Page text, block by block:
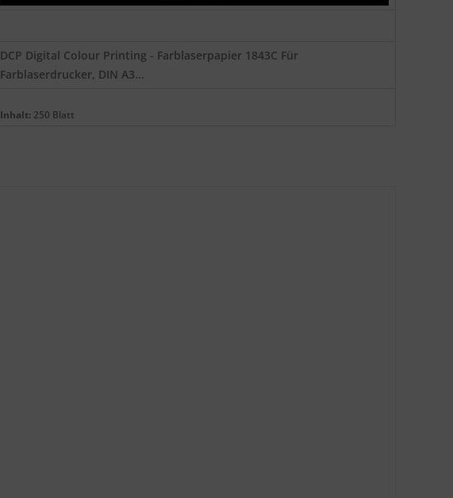
DCP Digital Colour Printing - Farblaserpapier 1843C Für
Farblaserdrucker, DIN A3...
Inhalt: 250 Blatt